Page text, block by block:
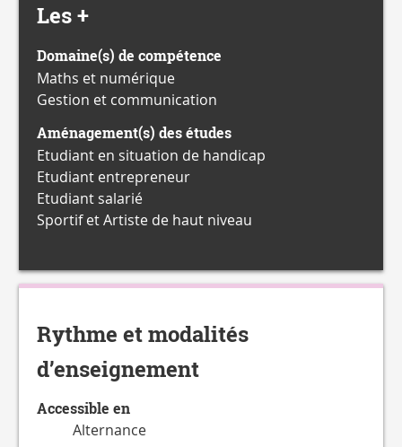
Les +
Domaine(s) de compétence
Maths et numérique
Gestion et communication
Aménagement(s) des études
Etudiant en situation de handicap
Etudiant entrepreneur
Etudiant salarié
Sportif et Artiste de haut niveau
Rythme et modalités
d’enseignement
Accessible en
Alternance